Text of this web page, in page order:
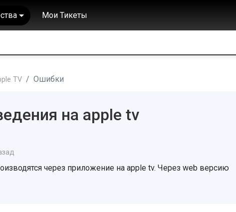
Мои Тикеты
TV Ошибки
на apple tv
через приложение на apple tv. Через web версию